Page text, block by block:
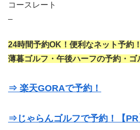
コースレート
–
24時間予約OK！便利なネット予約！
薄暮ゴルフ・午後ハーフの予約・ゴ
⇒ 楽天GORAで予約！
⇒じゃらんゴルフで予約！【PR